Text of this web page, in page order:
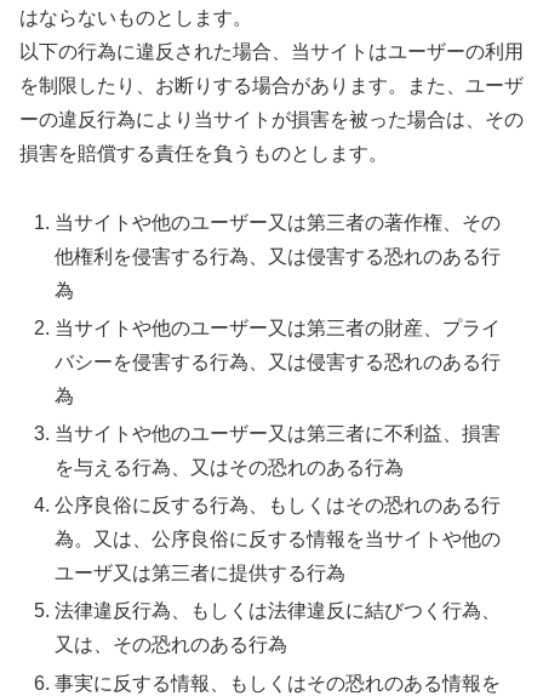
はならないものとします。
以下の行為に違反された場合、当サイトはユーザーの利用
を制限したり、お断りする場合があります。また、ユーザ
ーの違反行為により当サイトが損害を被った場合は、その
損害を賠償する責任を負うものとします。
当サイトや他のユーザー又は第三者の著作権、その
他権利を侵害する行為、又は侵害する恐れのある行
為
当サイトや他のユーザー又は第三者の財産、プライ
バシーを侵害する行為、又は侵害する恐れのある行
為
当サイトや他のユーザー又は第三者に不利益、損害
を与える行為、又はその恐れのある行為
公序良俗に反する行為、もしくはその恐れのある行
為。又は、公序良俗に反する情報を当サイトや他の
ユーザ又は第三者に提供する行為
法律違反行為、もしくは法律違反に結びつく行為、
又は、その恐れのある行為
事実に反する情報、もしくはその恐れのある情報を